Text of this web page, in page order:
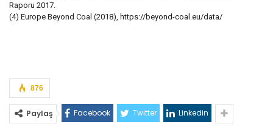
Raporu 2017.
(4) Europe Beyond Coal (2018), https://beyond-coal.eu/data/
876
Paylaş Facebook Twitter Linkedin